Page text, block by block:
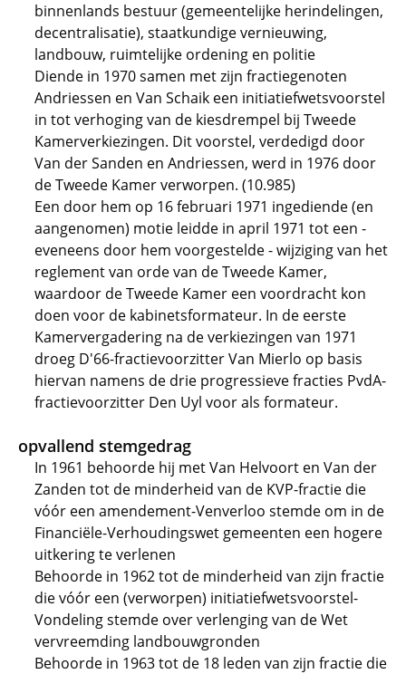
binnenlands bestuur (gemeentelijke herindelingen,
decentralisatie), staatkundige vernieuwing,
landbouw, ruimtelijke ordening en politie
Diende in 1970 samen met zijn fractiegenoten
Andriessen en Van Schaik een initiatiefwetsvoorstel
in tot verhoging van de kiesdrempel bij Tweede
Kamerverkiezingen. Dit voorstel, verdedigd door
Van der Sanden en Andriessen, werd in 1976 door
de Tweede Kamer verworpen. (10.985)
Een door hem op 16 februari 1971 ingediende (en
aangenomen) motie leidde in april 1971 tot een -
eveneens door hem voorgestelde - wijziging van het
reglement van orde van de Tweede Kamer,
waardoor de Tweede Kamer een voordracht kon
doen voor de kabinetsformateur. In de eerste
Kamervergadering na de verkiezingen van 1971
droeg D'66-fractievoorzitter Van Mierlo op basis
hiervan namens de drie progressieve fracties PvdA-
fractievoorzitter Den Uyl voor als formateur.
opvallend stemgedrag
In 1961 behoorde hij met Van Helvoort en Van der
Zanden tot de minderheid van de KVP-fractie die
vóór een amendement-Venverloo stemde om in de
Financiële-Verhoudingswet gemeenten een hogere
uitkering te verlenen
Behoorde in 1962 tot de minderheid van zijn fractie
die vóór een (verworpen) initiatiefwetsvoorstel-
Vondeling stemde over verlenging van de Wet
vervreemding landbouwgronden
Behoorde in 1963 tot de 18 leden van zijn fractie die